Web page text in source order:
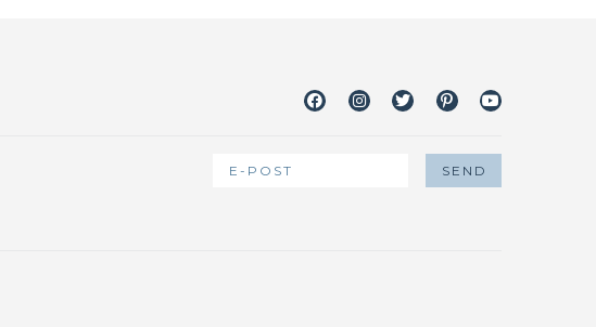
FacebookInstagramTwitterPinterestYoutube